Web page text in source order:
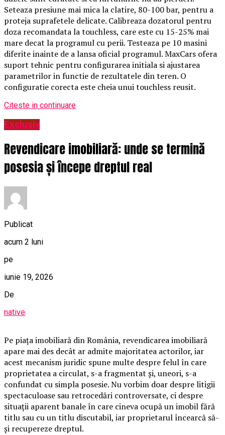
Seteaza presiune mai mica la clatire, 80-100 bar, pentru a
proteja suprafetele delicate. Calibreaza dozatorul pentru
doza recomandata la touchless, care este cu 15-25% mai
mare decat la programul cu perii. Testeaza pe 10 masini
diferite inainte de a lansa oficial programul. MaxCars ofera
suport tehnic pentru configurarea initiala si ajustarea
parametrilor in functie de rezultatele din teren. O
configuratie corecta este cheia unui touchless reusit.
Citeste in continuare
Exclusiv
Revendicare imobiliară: unde se termină
posesia și începe dreptul real
Publicat
acum 2 luni
pe
iunie 19, 2026
De
native
Pe piața imobiliară din România, revendicarea imobiliară
apare mai des decât ar admite majoritatea actorilor, iar
acest mecanism juridic spune multe despre felul în care
proprietatea a circulat, s-a fragmentat și, uneori, s-a
confundat cu simpla posesie. Nu vorbim doar despre litigii
spectaculoase sau retrocedări controversate, ci despre
situații aparent banale în care cineva ocupă un imobil fără
titlu sau cu un titlu discutabil, iar proprietarul încearcă să-
și recupereze dreptul.